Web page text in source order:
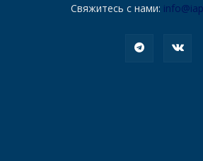
Свяжитесь с нами: